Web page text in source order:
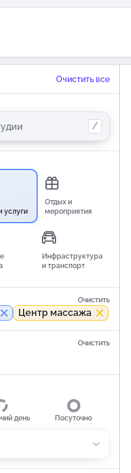
Очистить все
/
услуги
Отдых и
мероприятия
Инфраструктура
и транспорт
Очистить
Центр массажа
Очистить
день Посуточно